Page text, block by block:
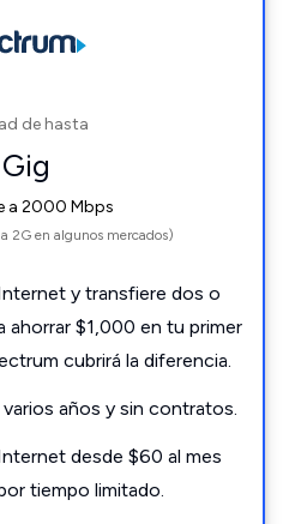
de hasta
a 2000 Mbps
2G en algunos mercados)
y transfiere dos o
ahorrar $1,000 en tu primer
cubrirá la diferencia.
años y sin contratos.
desde $60 al mes
tiempo limitado.